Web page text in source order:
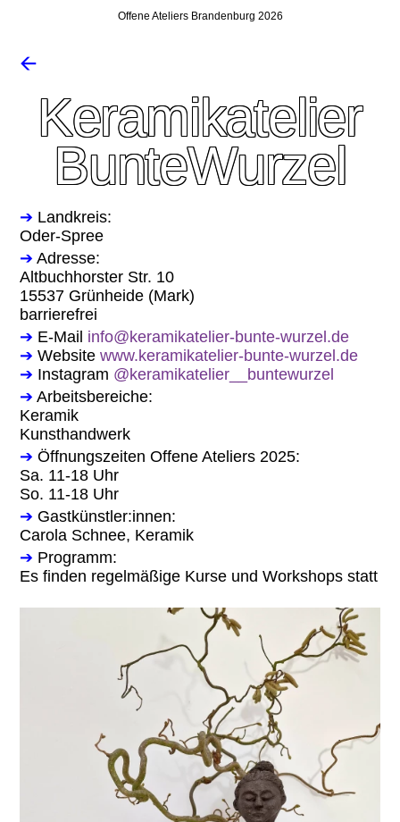
Offene Ateliers Brandenburg 2026
🡨
Keramikatelier
BunteWurzel
➔ Landkreis:
Oder-Spree
➔ Adresse:
Altbuchhorster Str. 10
15537 Grünheide (Mark)
barrierefrei
➔ E-Mail info@keramikatelier-bunte-wurzel.de
➔ Websitewww.keramikatelier-bunte-wurzel.de
➔ Instagram @keramikatelier__buntewurzel
➔ Arbeitsbereiche:
Keramik
Kunsthandwerk
➔ Öffnungszeiten Offene Ateliers 2025:
Sa. 11-18 Uhr
So. 11-18 Uhr
➔ Gastkünstler:innen:
Carola Schnee, Keramik
➔ Programm:
Es finden regelmäßige Kurse und Workshops statt